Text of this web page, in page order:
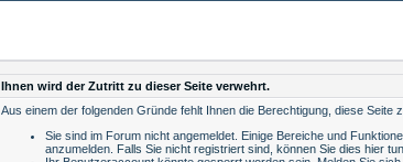
Ihnen wird der Zutritt zu dieser Seite verwehrt.
Aus einem der folgenden Gründe fehlt Ihnen die Berechtigung, diese Seite
Sie sind im Forum nicht angemeldet. Einige Bereiche und
anzumelden. Falls Sie nicht registriert sind, können Sie dies hier tun